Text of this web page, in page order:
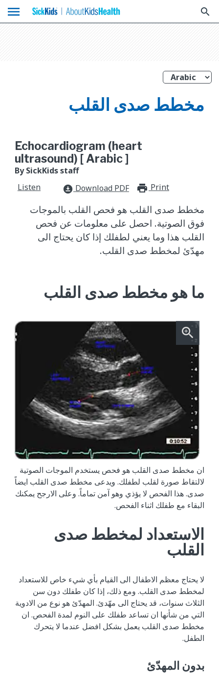
menu search
مخطط صدى القلب
Echocardiogram (heart
ultrasound) [ Arabic ]
By SickKids staff
Listen
download_for_offline Download PDF Print
مخطط صدى القلب هو فحص القلب بالموجات
فوق الصوتية. احصل على معلومات عن فحص
القلب هذا وما يعني لطفلك إذا كان يحتاج الى
مهدّئ لمخطط صدى القلب.
ما هو مخطط صدى القلب
ان مخطط صدى القلب هو فحص يستخدم الموجات الصوتية
لالتقاط صورة لقلب لطفلك. ويدعى مخطط صدى القلب ايضاً
صدى. هذا الفحص لا يؤذي وهو آمن تماماً. وعلى الارجح يمكنك
البقاء مع طفلك اثناء الفحص.
الاستعداد لمخطط صدى
القلب
لا يحتاج معظم الاطفال الى القيام بأي شيء خاص للاستعداد
لمخطط صدى القلب. ومع ذلك، إذا كان طفلك دون سن
الثلاث سنوات، قد يحتاج الى مهّدئ. المهدّئ هو نوع من الادوية
التي من شأنها ان تساعد طفلك على النوم لمدة الفحص. ان
مخطط صدى القلب يعمل بشكل افضل عندما لا يتحرك
الطفل.
بدون المهدّئ